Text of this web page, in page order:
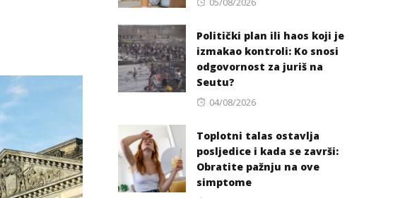
Politički plan ili haos koji je
izmakao kontroli: Ko snosi
odgovornost za juriš na
Seutu?
Posted
04/08/2026
Toplotni talas ostavlja
posljedice i kada se završi:
Obratite pažnju na ove
simptome